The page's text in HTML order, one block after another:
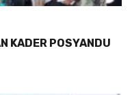
KADER POSYANDU